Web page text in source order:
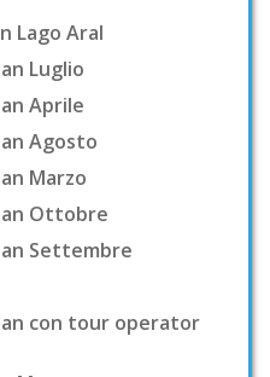
Lago Aral
Luglio
Aprile
Agosto
Marzo
Ottobre
Settembre
con tour operator